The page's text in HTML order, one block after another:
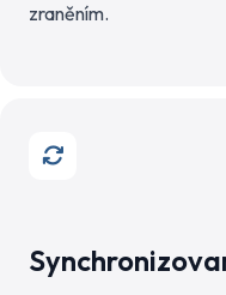
zraněním.